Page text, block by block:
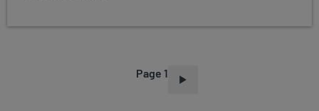
Page 1